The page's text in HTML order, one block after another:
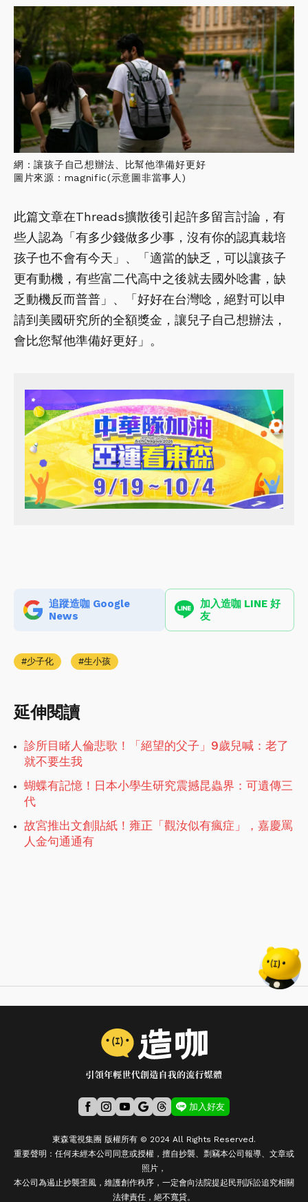
網：讓孩子自己想辦法、比幫他準備好更好
圖片來源：magnific(示意圖非當事人)
此篇文章在Threads擴散後引起許多留言討論，有
些人認為「有多少錢做多少事，沒有你的認真栽培
孩子也不會有今天」、「適當的缺乏，可以讓孩子
更有動機，有些富二代高中之後就去國外唸書，缺
乏動機反而普普」、「好好在台灣唸，絕對可以申
請到美國研究所的全額獎金，讓兒子自己想辦法，
會比您幫他準備好更好」。
追蹤造咖 Google
News
加入造咖 LINE 好
友
少子化 生小孩
延伸閱讀
診所目睹人倫悲歌！「絕望的父子」9歲兒喊：老了
就不要生我
蝴蝶有記憶！日本小學生研究震撼昆蟲界：可遺傳三
代
故宮推出文創貼紙！雍正「觀汝似有瘋症」，嘉慶罵
人金句通通有
加入好友
東森電視集團 版權所有 © 2024 All Rights Reserved.
重要聲明：任何未經本公司同意或授權，擅自抄襲、剽竊本公司報導、文章或
照片，
本公司為遏止抄襲歪風，維護創作秩序，一定會向法院提起民刑訴訟追究相關
法律責任，絕不寬貸。